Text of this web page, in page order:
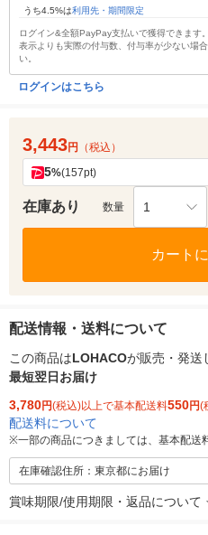
うち4.5%は利用先・期間限定
ログイン&全額PayPay支払いで獲得できます
表示よりも実際の付与数、付与率が少ない場
い。
ログインはこちら
3,443円 （税込）
5%(157pt)
在庫あり 数量 1
カート
配送情報・送料について
この商品はLOHACOが販売・発送
最短翌日お届け
3,780円(税込)以上で基本配送料550円(
配送料について
※一部の商品につきましては、基本配送
在庫確認住所：東京都にお届け
賞味期限/使用期限・返品について